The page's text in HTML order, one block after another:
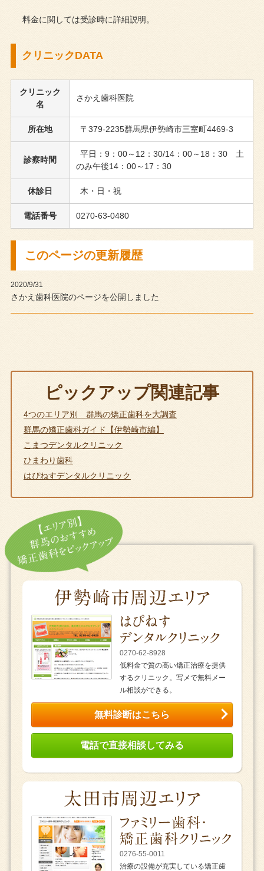
料金に関しては受診時に詳細説明。
クリニックDATA
クリニック
名
さかえ歯科医院
所在地 〒379-2235群馬県伊勢崎市三室町4469-3
診察時間
平日：9：00～12：30/14：00～18：30 土
のみ午後14：00～17：30
休診日 木・日・祝
電話番号 0270-63-0480
このページの更新履歴
2020/9/31
さかえ歯科医院のページを公開しました
ピックアップ関連記事
4つのエリア別 群馬の矯正歯科を大調査
群馬の矯正歯科ガイド【伊勢崎市編】
こまつデンタルクリニック
ひまわり歯科
はぴねすデンタルクリニック
0270-62-8928
低料金で質の高い矯正治療を提供
するクリニック。写メで無料メー
ル相談ができる。
無料診断はこちら
電話で直接相談してみる
0276-55-0011
治療の設備が充実している矯正歯